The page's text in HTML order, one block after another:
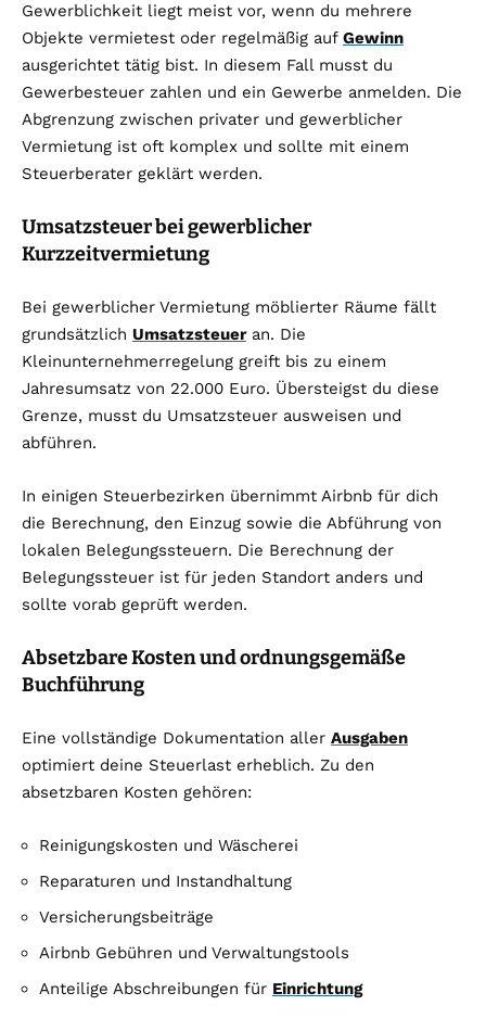
Gewerblichkeit liegt meist vor, wenn du mehrere
Objekte vermietest oder regelmäßig auf Gewinn
ausgerichtet tätig bist. In diesem Fall musst du
Gewerbesteuer zahlen und ein Gewerbe anmelden. Die
Abgrenzung zwischen privater und gewerblicher
Vermietung ist oft komplex und sollte mit einem
Steuerberater geklärt werden.
Umsatzsteuer bei gewerblicher
Kurzzeitvermietung
Bei gewerblicher Vermietung möblierter Räume fällt
grundsätzlich Umsatzsteueran. Die
Kleinunternehmerregelung greift bis zu einem
Jahresumsatz von 22.000 Euro. Übersteigst du diese
Grenze, musst du Umsatzsteuer ausweisen und
abführen.
In einigen Steuerbezirken übernimmt Airbnb für dich
die Berechnung, den Einzug sowie die Abführung von
lokalen Belegungssteuern. Die Berechnung der
Belegungssteuer ist für jeden Standort anders und
sollte vorab geprüft werden.
Absetzbare Kosten und ordnungsgemäße
Buchführung
Eine vollständige Dokumentation aller Ausgaben
optimiert deine Steuerlast erheblich. Zu den
absetzbaren Kosten gehören:
Reinigungskosten und Wäscherei
Reparaturen und Instandhaltung
Versicherungsbeiträge
Airbnb Gebühren und Verwaltungstools
Anteilige Abschreibungen für Einrichtung